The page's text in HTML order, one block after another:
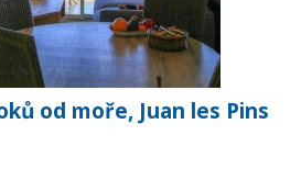
od moře, Juan les Pins